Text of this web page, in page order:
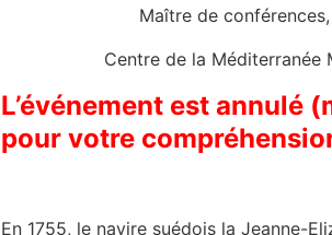
Maître de
Centre de la Méditerranée
L’événement est annulé
pour votre
En 1755, le navire suédois la Jeanne-